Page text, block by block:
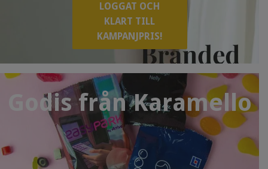
LOGGAT OCH
KLART TILL
KAMPANJPRIS!
Godis från Karamello